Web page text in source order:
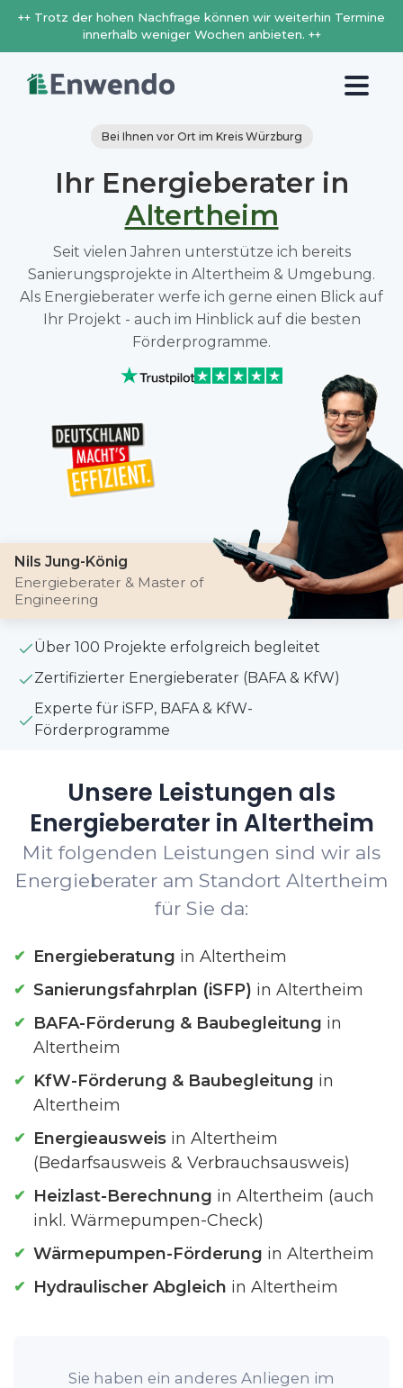
++ Trotz der hohen Nachfrage können wir weiterhin Termine
innerhalb weniger Wochen anbieten. ++
Bei Ihnen vor Ort im Kreis Würzburg
Ihr Energieberater in
Altertheim
Seit vielen Jahren unterstütze ich bereits
Sanierungsprojekte in Altertheim & Umgebung.
Als Energieberater werfe ich gerne einen Blick auf
Ihr Projekt - auch im Hinblick auf die besten
Förderprogramme.
Nils Jung-König
Energieberater & Master of
Engineering
Über 100 Projekte erfolgreich begleitet
Zertifizierter Energieberater (BAFA & KfW)
Experte für iSFP, BAFA & KfW-
Förderprogramme
Unsere Leistungen als
Energieberater in Altertheim
Mit folgenden Leistungen sind wir als
Energieberater am Standort Altertheim
für Sie da:
Energieberatung in Altertheim
Sanierungsfahrplan (iSFP) in Altertheim
BAFA-Förderung & Baubegleitung in
Altertheim
KfW-Förderung & Baubegleitung in
Altertheim
Energieausweis in Altertheim
(Bedarfsausweis & Verbrauchsausweis)
Heizlast-Berechnung in Altertheim (auch
inkl. Wärmepumpen-Check)
Wärmepumpen-Förderung in Altertheim
Hydraulischer Abgleich in Altertheim
Sie haben ein anderes Anliegen im